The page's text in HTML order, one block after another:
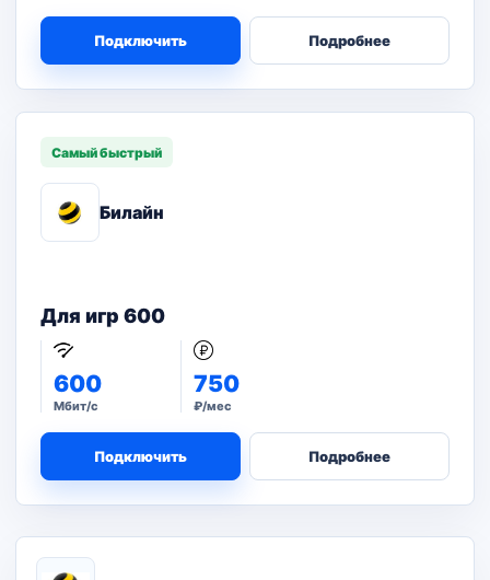
Подключить Подробнее
Самый быстрый
Билайн
Для игр 600
600
Мбит/с
750
₽/мес
Подключить Подробнее